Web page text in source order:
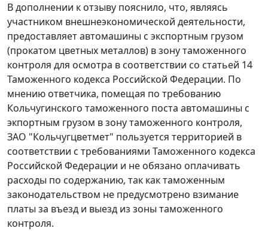
В дополнении к отзыву пояснило, что, являясь
участником внешнеэкономической деятельности,
предоставляет автомашины с экспортным грузом
(прокатом цветных металлов) в зону таможенного
контроля для осмотра в соответствии со статьей 14
Таможенного кодекса Российской Федерации. По
мнению ответчика, помещая по требованию
Кольчугинского таможенного поста автомашины с
экпортным грузом в зону таможенного контроля,
ЗАО "Кольчугцветмет" пользуется территорией в
соответствии с требованиями Таможенного кодекса
Российской Федерации и не обязано оплачивать
расходы по содержанию, так как таможенным
законодательством не предусмотрено взимание
платы за въезд и выезд из зоны таможенного
контроля.